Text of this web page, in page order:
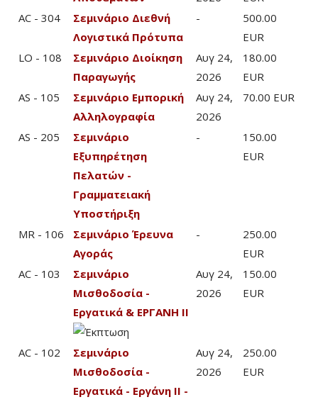
AC - 304
Σεμινάριο Διεθνή
Λογιστικά Πρότυπα
-
500.00
EUR
LO - 108
Σεμινάριο Διοίκηση
Παραγωγής
Αυγ 24,
2026
180.00
EUR
AS - 105
Σεμινάριο Εμπορική
Αλληλογραφία
Αυγ 24,
2026
70.00 EUR
AS - 205
Σεμινάριο
Εξυπηρέτηση
Πελατών -
Γραμματειακή
Υποστήριξη
-
150.00
EUR
MR - 106
Σεμινάριο Έρευνα
Αγοράς
-
250.00
EUR
AC - 103
Σεμινάριο
Μισθοδοσία -
Εργατικά & ΕΡΓΑΝΗ ΙΙ
Αυγ 24,
2026
150.00
EUR
AC - 102
Σεμινάριο
Μισθοδοσία -
Εργατικά - Εργάνη ΙΙ -
Αυγ 24,
2026
250.00
EUR